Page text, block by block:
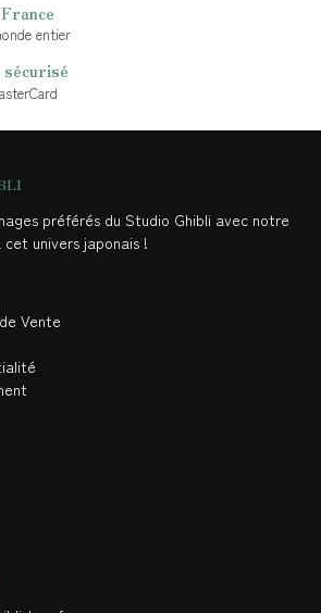
entier
sécurisé
préférés du Studio Ghibli avec notre
univers japonais !
Vente